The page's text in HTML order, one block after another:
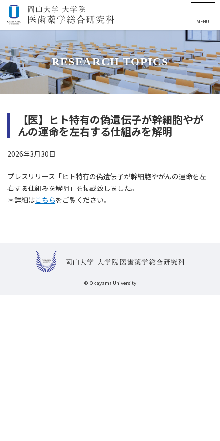
RESEARCH TOPICS
【医】ヒト特有の偽遺伝子が幹細胞やが
んの運命を左右する仕組みを解明
2026年3月30日
プレスリリース「ヒト特有の偽遺伝子が幹細胞やがんの運命を左
右する仕組みを解明」を掲載致しました。
＊詳細はこちらをご覧ください。
© Okayama University